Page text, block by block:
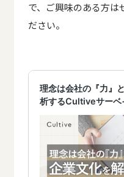
で、ご興味のある方は
ださい。